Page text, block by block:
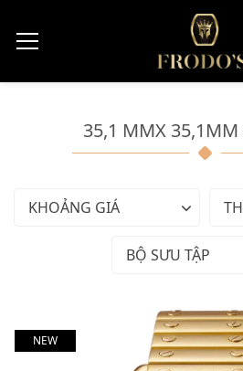
35,1 MMX
KHOẢNG GIÁ
BỘ SƯU TẬP
NEW